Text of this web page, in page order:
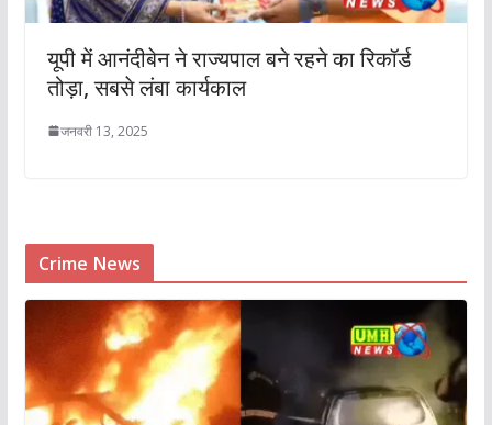
यूपी में आनंदीबेन ने राज्यपाल बने रहने का रिकॉर्ड
तोड़ा, सबसे लंबा कार्यकाल
जनवरी 13, 2025
Crime News